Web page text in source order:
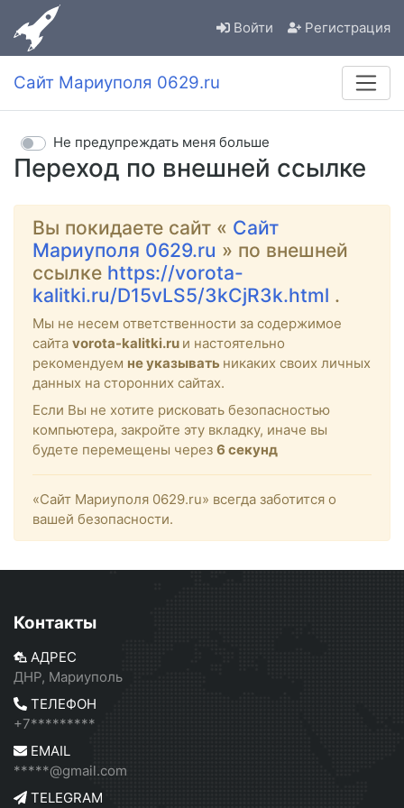
Войти Регистрация
Сайт Мариуполя 0629.ru
Переход по внешней ссылке
Не предупреждать меня больше
Вы покидаете сайт « Сайт
Мариуполя 0629.ru » по внешней
ссылке https://vorota-
kalitki.ru/D15vLS5/3kCjR3k.html .
Мы не несем ответственности за содержимое
сайта vorota-kalitki.ru и настоятельно
рекомендуем не указывать никаких своих личных
данных на сторонних сайтах.
Если Вы не хотите рисковать безопасностью
компьютера, закройте эту вкладку, иначе вы
будете перемещены через 6 секунд
«Сайт Мариуполя 0629.ru» всегда заботится о
вашей безопасности.
Контакты
АДРЕС
ДНР, Мариуполь
ТЕЛЕФОН
+7*********
EMAIL
*****@gmail.com
TELEGRAM